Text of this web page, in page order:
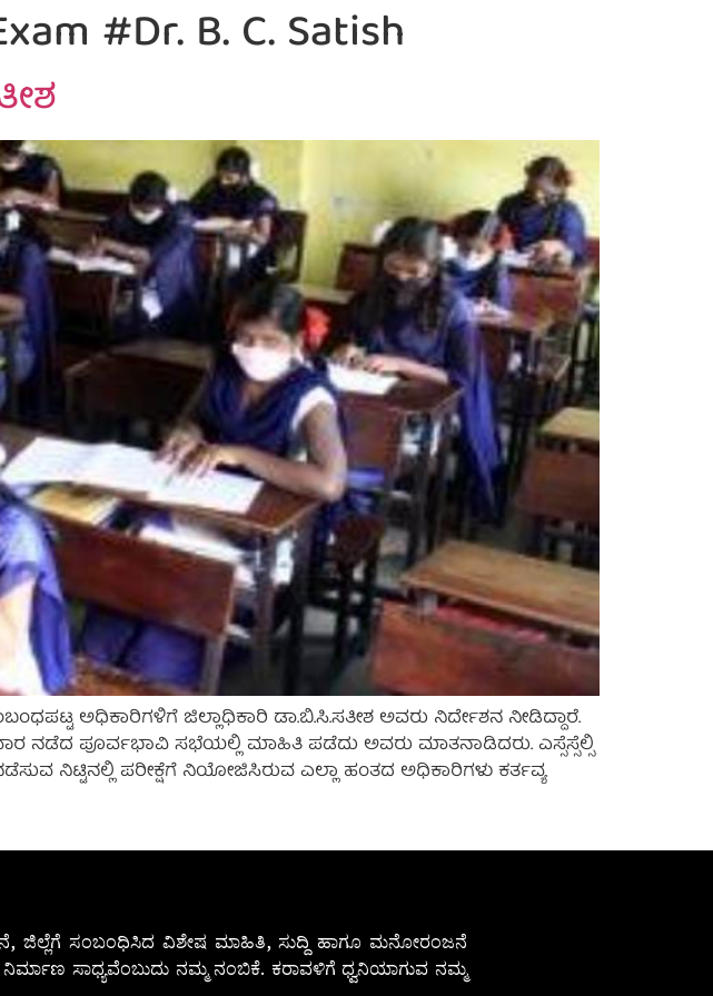
#Dr. B. C. Satish
ಅಧಿಕಾರಿಗಳಿಗೆ ಜಿಲ್ಲಾಧಿಕಾರಿ ಡಾ.ಬಿ.ಸಿ.ಸತೀಶ ಅವರು ನಿರ್ದೇಶನ ನೀಡಿದ್ದಾರೆ.
ನಡೆದ ಪೂರ್ವಭಾವಿ ಸಭೆಯಲ್ಲಿ ಮಾಹಿತಿ ಪಡೆದು ಅವರು ಮಾತನಾಡಿದರು. ಎಸ್ಸೆಸ್ಸೆಲ್ಸಿ
ನಿಟ್ಟಿನಲ್ಲಿ ಪರೀಕ್ಷೆಗೆ ನಿಯೋಜಿಸಿರುವ ಎಲ್ಲಾ ಹಂತದ ಅಧಿಕಾರಿಗಳು ಕರ್ತವ್ಯ
ಜಿಲ್ಲೆಗೆ ಸಂಬಂಧಿಸಿದ ವಿಶೇಷ ಮಾಹಿತಿ, ಸುದ್ದಿ ಹಾಗೂ ಮನೋರಂಜನೆ
ಸಾಧ್ಯವೆಂಬುದು ನಮ್ಮ ನಂಬಿಕೆ. ಕರಾವಳಿಗೆ ಧ್ವನಿಯಾಗುವ ನಮ್ಮ